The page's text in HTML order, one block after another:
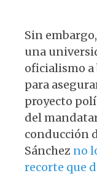
Sin
una
oficialismo a
para
proyecto
del
conducción
Sánchez no
recorte que